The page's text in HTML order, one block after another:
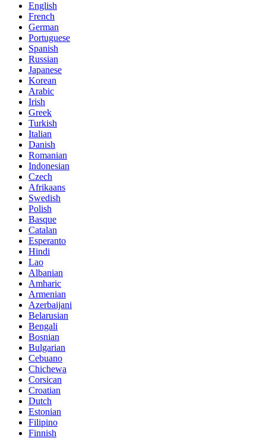
English
French
German
Portuguese
Spanish
Russian
Japanese
Korean
Arabic
Irish
Greek
Turkish
Italian
Danish
Romanian
Indonesian
Czech
Afrikaans
Swedish
Polish
Basque
Catalan
Esperanto
Hindi
Lao
Albanian
Amharic
Armenian
Azerbaijani
Belarusian
Bengali
Bosnian
Bulgarian
Cebuano
Chichewa
Corsican
Croatian
Dutch
Estonian
Filipino
Finnish